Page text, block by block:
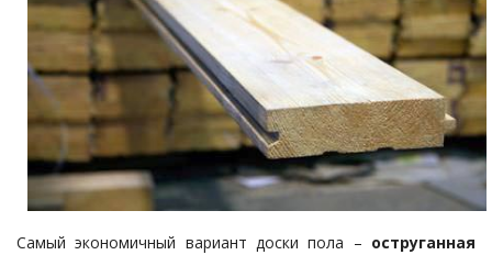
Самый экономичный вариант доски пола – оструганная